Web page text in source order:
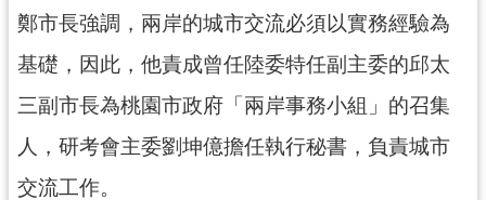
導
覽
政
信
箱
鄭市長強調，兩岸的城市交流必須以實務經驗為
基礎，因此，他責成曾任陸委特任副主委的邱太
三副市長為桃園市政府「兩岸事務小組」的召集
人，研考會主委劉坤億擔任執行秘書，負責城市
交流工作。